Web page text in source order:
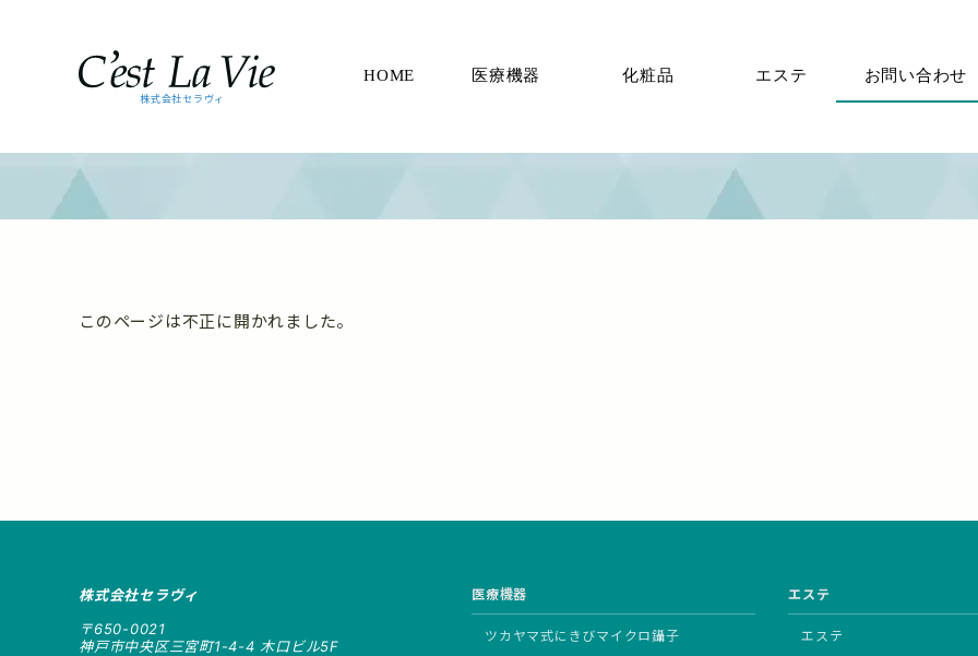
株式会社セラヴィ
HOME 医療機器 化粧品 エステ お問い合わせ
このページは不正に開かれました。
株式会社セラヴィ
〒650-0021
神戸市中央区三宮町1-4-4 木口ビル5F
医療機器
ツカヤマ式にきびマイクロ鑷子
エステ
エステ